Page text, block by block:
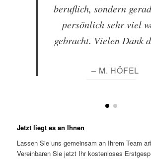
beruflich, sondern
persönlich sehr viel
gebracht. Vielen Dank
– M. HÖFEL
Jetzt liegt es an Ihnen
Lassen Sie uns gemeinsam an Ihrem Team
Vereinbaren Sie jetzt Ihr kostenloses